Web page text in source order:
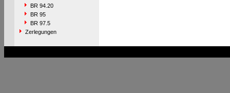
BR 94.20
BR 95
BR 97.5
Zerlegungen